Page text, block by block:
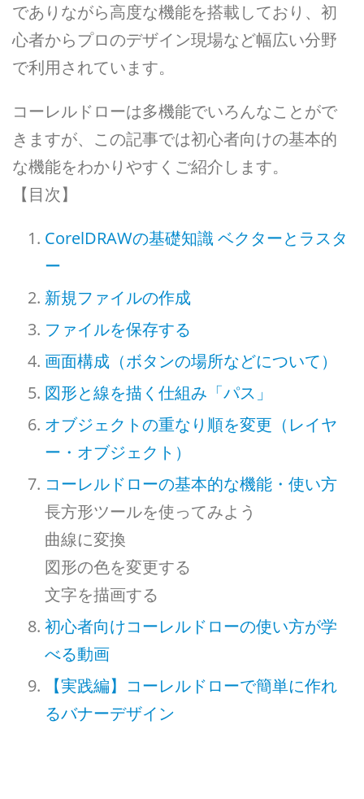
でありながら高度な機能を搭載しており、初
心者からプロのデザイン現場など幅広い分野
で利用されています。
コーレルドローは多機能でいろんなことがで
きますが、この記事では初心者向けの基本的
な機能をわかりやすくご紹介します。
【目次】
CorelDRAWの基礎知識 ベクターとラスタ
ー
新規ファイルの作成
ファイルを保存する
画面構成（ボタンの場所などについて）
図形と線を描く仕組み「パス」
オブジェクトの重なり順を変更（レイヤ
ー・オブジェクト）
コーレルドローの基本的な機能・使い方
長方形ツールを使ってみよう
曲線に変換
図形の色を変更する
文字を描画する
初心者向けコーレルドローの使い方が学
べる動画
【実践編】コーレルドローで簡単に作れ
るバナーデザイン